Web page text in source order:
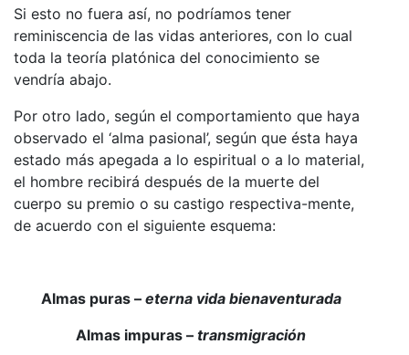
Si esto no fuera así, no podríamos tener
reminiscencia de las vidas anteriores, con lo cual
toda la teoría platónica del conocimiento se
vendría abajo.
Por otro lado, según el comportamiento que haya
observado el ‘alma pasional’, según que ésta haya
estado más apegada a lo espiritual o a lo material,
el hombre recibirá después de la muerte del
cuerpo su premio o su castigo respectiva-mente,
de acuerdo con el siguiente esquema:
Almas puras – eterna vida bienaventurada
Almas impuras – transmigración